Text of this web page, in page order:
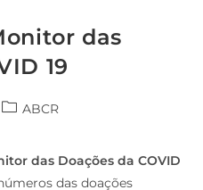
das
19
ABCR
das Doações da COVID
das doações